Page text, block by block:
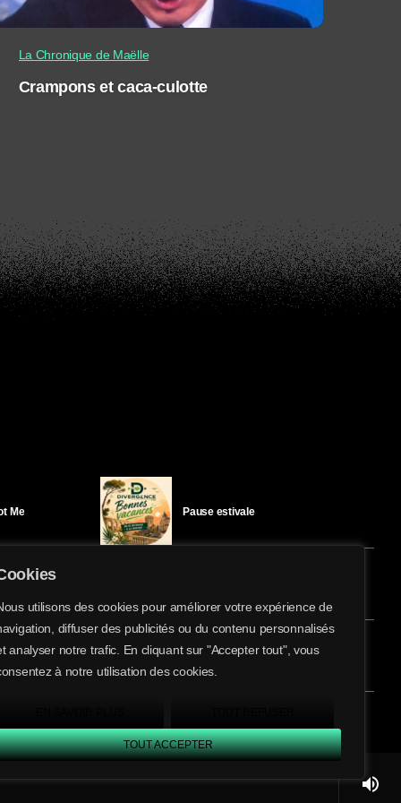
utilisons des cookies pour améliorer votre expérience de
diffuser des publicités ou du contenu personnalisés
analyser notre trafic. En cliquant sur "Accepter tout", vous
à notre utilisation des cookies.
TOUT ACCEPTER
volume_up
share
email
La Chronique de Maëlle
Crampons et caca-culotte
Me
Bay
Pause estivale
Ici l’Ombre – mardi 28 juillet